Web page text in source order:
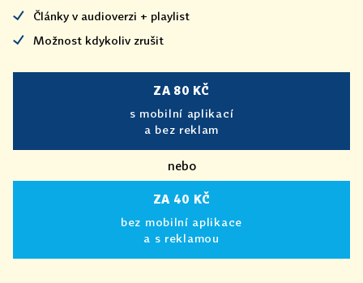
Články v audioverzi + playlist
Možnost kdykoliv zrušit
ZA 80 KČ
s mobilní aplikací
a bez reklam
nebo
ZA 40 KČ
bez mobilní aplikace
a s reklamou